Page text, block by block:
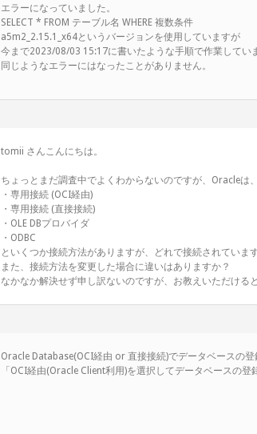
エラーになっていました。
SELECT * FROM テーブル名 WHERE 複数条件
a5m2_2.15.1_x64というバージョンを使用していますが
今まで2023/08/03 15:17に書いたような手順で作業してい
同じようなエラーにはなったことがありません。
tomii さんこんにちは。
ちょっとまだ調査中でよくわからないのですが、Oracleは、
・専用接続 (OCI経由)
・専用接続 (直接接続)
・OLE DBプロバイダ
・ODBC
といくつか接続方法がありますが、どれで接続されていま
また、接続方法を変更した場合に違いはありますか？
なかなか解決せず申し訳ないのですが、お教えいただける
Oracle Database(OCI経由 or 直接接続)でデータベースの登
「OCI経由(Oracle Client利用)を選択してデータベースの登